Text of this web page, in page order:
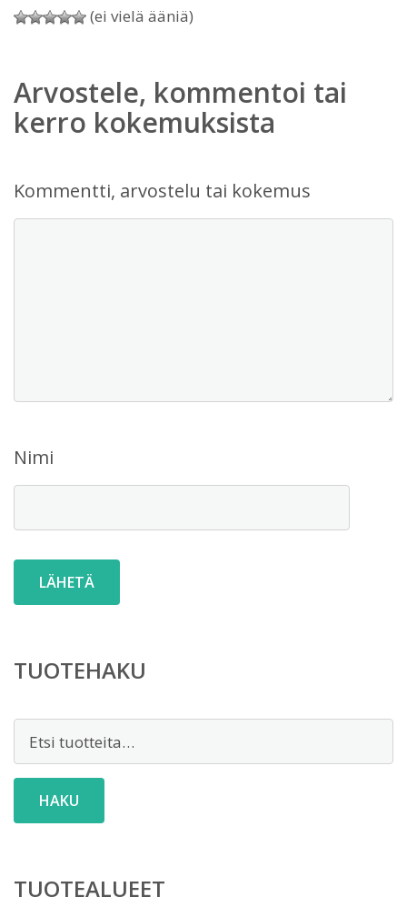
(ei vielä ääniä)
Arvostele, kommentoi tai
kerro kokemuksista
Kommentti, arvostelu tai kokemus
Nimi
TUOTEHAKU
HAKU
TUOTEALUEET